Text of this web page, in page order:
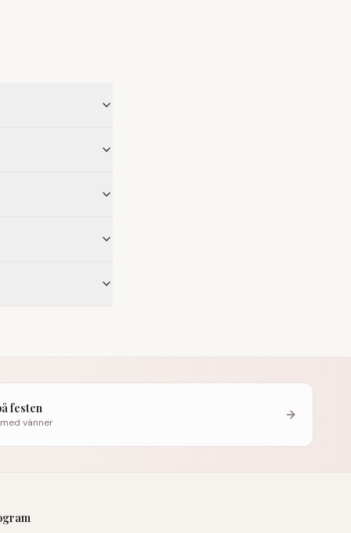
festen
vänner